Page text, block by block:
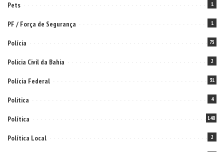
Pets 1
PF / Força de Segurança 1
Polícia 75
Policia Civil da Bahia 2
Polícia Federal 31
Politica 4
Política 140
Política Local 2